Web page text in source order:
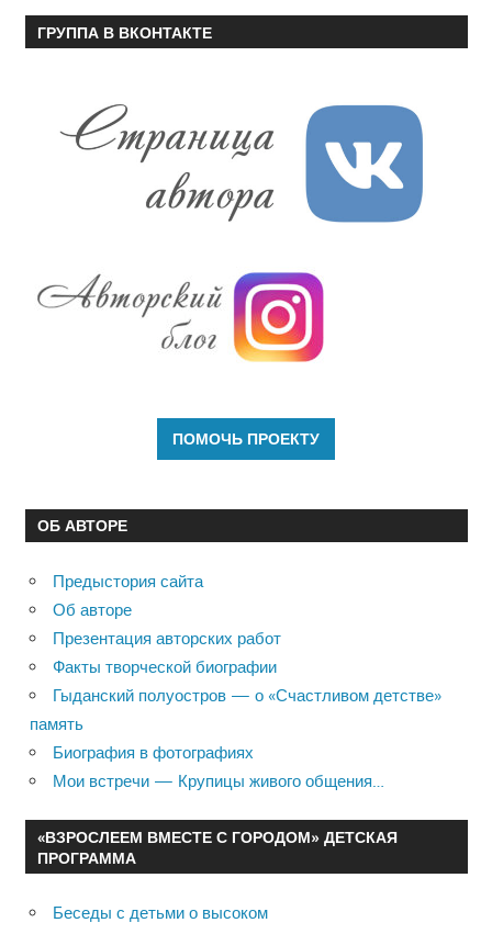
ГРУППА В ВКОНТАКТЕ
ОБ АВТОРЕ
Предыстория сайта
Об авторе
Презентация авторских работ
Факты творческой биографии
Гыданский полуостров — о «Счастливом детстве»
память
Биография в фотографиях
Мои встречи — Крупицы живого общения…
«ВЗРОСЛЕЕМ ВМЕСТЕ С ГОРОДОМ» ДЕТСКАЯ
ПРОГРАММА
Беседы с детьми о высоком